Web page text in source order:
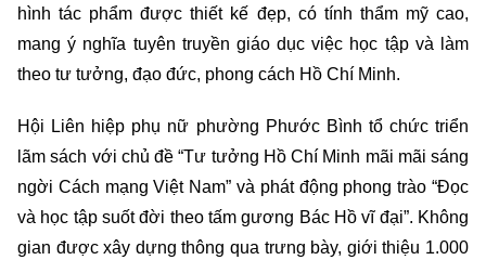
hình tác phẩm được thiết kế đẹp, có tính thẩm mỹ cao,
mang ý nghĩa tuyên truyền giáo dục việc học tập và làm
theo tư tưởng, đạo đức, phong cách Hồ Chí Minh.
Hội Liên hiệp phụ nữ phường Phước Bình tổ chức triển
lãm sách với chủ đề “Tư tưởng Hồ Chí Minh mãi mãi sáng
ngời Cách mạng Việt Nam” và phát động phong trào “Đọc
và học tập suốt đời theo tấm gương Bác Hồ vĩ đại”. Không
gian được xây dựng thông qua trưng bày, giới thiệu 1.000